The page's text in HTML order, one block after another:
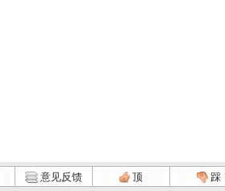
意见反馈 顶 踩